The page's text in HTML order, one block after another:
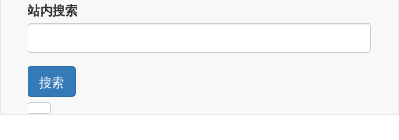
站内搜索
搜索